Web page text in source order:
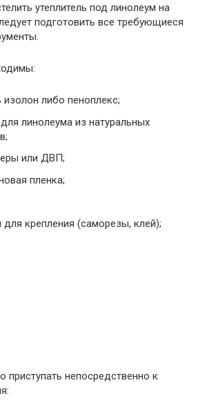
утеплитель под линолеум на
подготовить все требующиеся
изолон либо пеноплекс;
линолеума из натуральных
или ДВП;
пленка;
для крепления (саморезы, клей);
приступать непосредственно к